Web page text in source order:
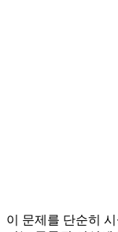
이 문제를 단순히